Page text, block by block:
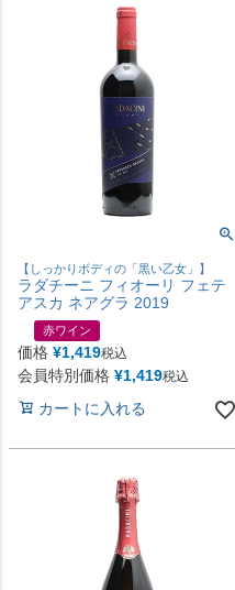
【しっかりボディの「黒い乙女」】
ラダチーニ フィオーリ フェテ
アスカ ネアグラ 2019
赤ワイン
価格 ¥1,419税込
会員特別価格 ¥1,419税込
カートに入れる